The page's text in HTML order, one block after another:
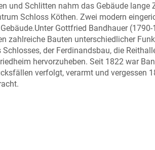
und Schlitten nahm das Gebäude lange
Schloss Köthen. Zwei modern
Gottfried Bandhauer
zahlreiche Bauten unterschiedlicher
der Ferdinandsbau, die
hervorzuheben. Seit 1822 war
verfolgt, verarmt und vergessen